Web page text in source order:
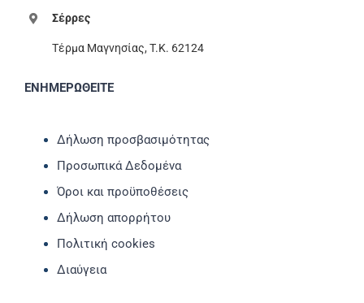
Σέρρες
Τέρμα Μαγνησίας, T.K. 62124
ΕΝΗΜΕΡΩΘΕΙΤΕ
Δήλωση προσβασιμότητας
Προσωπικά Δεδομένα
Όροι και προϋποθέσεις
Δήλωση απορρήτου
Πολιτική cookies
Διαύγεια